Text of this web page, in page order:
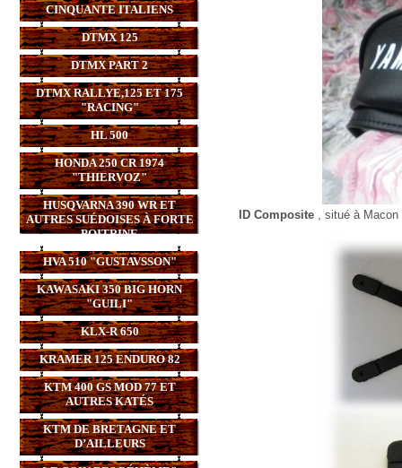
CINQUANTE ITALIENS
DTMX 125
DTMX PART 2
DTMX RALLYE,125 ET 175
"RACING"
HL 500
HONDA 250 CR 1974
"THIERVOZ"
HUSQVARNA 390 WR ET
AUTRES SUÉDOISES À FORTE
POITRINE
HVA 510 "GUSTAVSSON"
KAWASAKI 350 BIG HORN
"GUILI"
KLX-R 650
KRAMER 125 ENDURO 82
KTM 400 GS MOD 77 ET
AUTRES KATÉS
KTM DE BRETAGNE ET
D’AILLEURS
ID Composite , situé à Macon